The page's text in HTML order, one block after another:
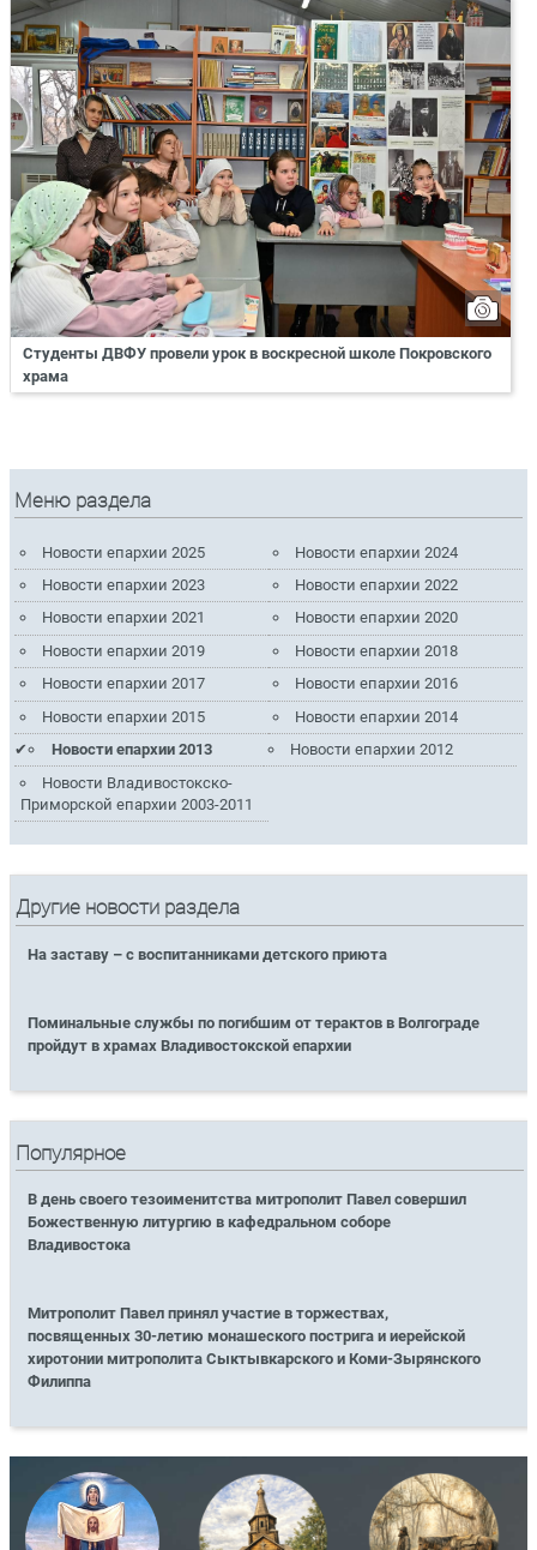
Студенты ДВФУ провели урок в воскресной школе Покровского
храма
Меню раздела
Новости епархии 2025
Новости епархии 2024
Новости епархии 2023
Новости епархии 2022
Новости епархии 2021
Новости епархии 2020
Новости епархии 2019
Новости епархии 2018
Новости епархии 2017
Новости епархии 2016
Новости епархии 2015
Новости епархии 2014
Новости епархии 2013
Новости епархии 2012
Новости Владивостокско-
Приморской епархии 2003-2011
Другие новости раздела
На заставу – с воспитанниками детского приюта
Поминальные службы по погибшим от терактов в Волгограде
пройдут в храмах Владивостокской епархии
Популярное
В день своего тезоименитства митрополит Павел совершил
Божественную литургию в кафедральном соборе
Владивостока
Митрополит Павел принял участие в торжествах,
посвященных 30-летию монашеского пострига и иерейской
хиротонии митрополита Сыктывкарского и Коми-Зырянского
Филиппа